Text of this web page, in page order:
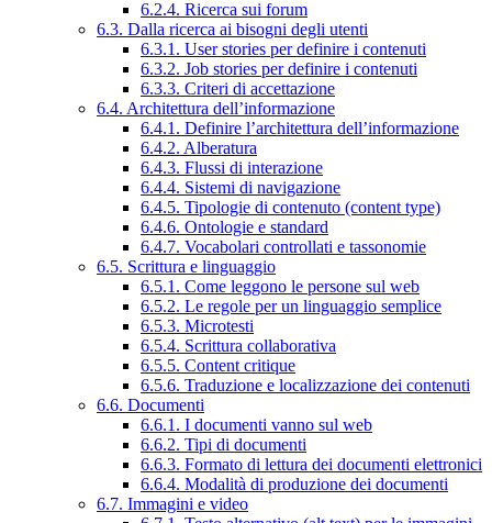
6.2.4. Ricerca sui forum
6.3. Dalla ricerca ai bisogni degli utenti
6.3.1. User stories per definire i contenuti
6.3.2. Job stories per definire i contenuti
6.3.3. Criteri di accettazione
6.4. Architettura dell’informazione
6.4.1. Definire l’architettura dell’informazione
6.4.2. Alberatura
6.4.3. Flussi di interazione
6.4.4. Sistemi di navigazione
6.4.5. Tipologie di contenuto (content type)
6.4.6. Ontologie e standard
6.4.7. Vocabolari controllati e tassonomie
6.5. Scrittura e linguaggio
6.5.1. Come leggono le persone sul web
6.5.2. Le regole per un linguaggio semplice
6.5.3. Microtesti
6.5.4. Scrittura collaborativa
6.5.5. Content critique
6.5.6. Traduzione e localizzazione dei contenuti
6.6. Documenti
6.6.1. I documenti vanno sul web
6.6.2. Tipi di documenti
6.6.3. Formato di lettura dei documenti elettronici
6.6.4. Modalità di produzione dei documenti
6.7. Immagini e video